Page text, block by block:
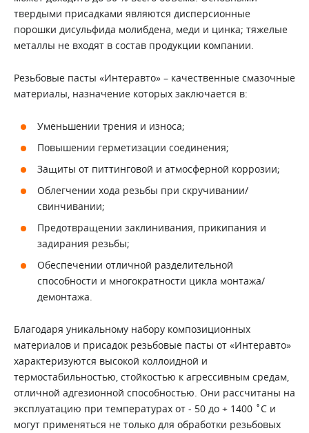
твердыми присадками являются дисперсионные
порошки дисульфида молибдена, меди и цинка; тяжелые
металлы не входят в состав продукции компании.
Резьбовые пасты «Интеравто» – качественные смазочные
материалы, назначение которых заключается в:
Уменьшении трения и износа;
Повышении герметизации соединения;
Защиты от питтинговой и атмосферной коррозии;
Облегчении хода резьбы при скручивании/
свинчивании;
Предотвращении заклинивания, прикипания и
задирания резьбы;
Обеспечении отличной разделительной
способности и многократности цикла монтажа/
демонтажа.
Благодаря уникальному набору композиционных
материалов и присадок резьбовые пасты от «Интеравто»
характеризуются высокой коллоидной и
термостабильностью, стойкостью к агрессивным средам,
отличной адгезионной способностью. Они рассчитаны на
эксплуатацию при температурах от - 50 до + 1400 ˚С и
могут применяться не только для обработки резьбовых